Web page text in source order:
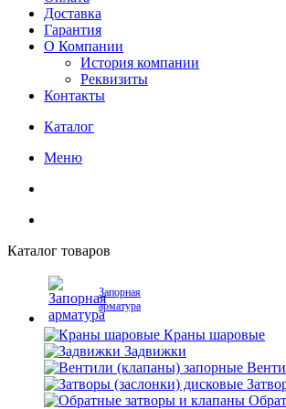
Доставка
Гарантия
О Компании
История компании
Реквизиты
Контакты
Каталог
Меню
Каталог товаров
Запорная
арматура
Краны шаровые
Задвижки